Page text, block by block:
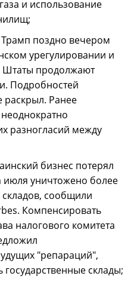
и использование
поздно вечером
урегулировании и
Штаты продолжают
Подробностей
раскрыл. Ранее
разногласий между
бизнес потерял
июля уничтожено более
сообщили
Компенсировать
налогового комитета
"репараций",
склады;